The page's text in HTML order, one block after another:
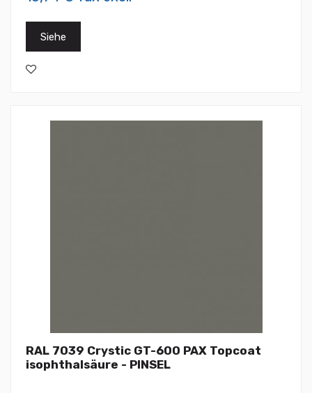
Siehe
RAL 7039 Crystic GT-600 PAX Topcoat
isophthalsäure - PINSEL